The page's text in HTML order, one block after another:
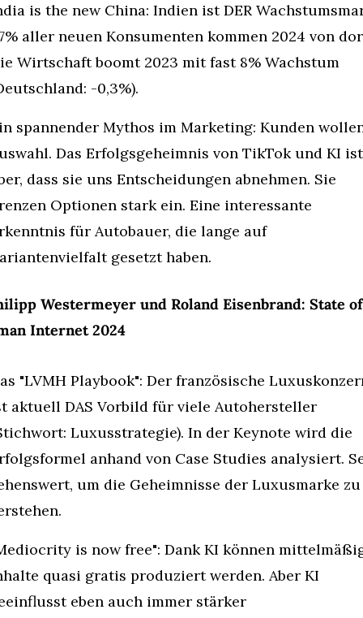
is the new China: Indien ist DER
aller neuen Konsumenten kommen 2024 von
Wirtschaft boomt 2023 mit fast 8% Wachstum
-0,3%).
spannender Mythos im Marketing: Kunden
Das Erfolgsgeheimnis von TikTok und KI ist
dass sie uns Entscheidungen abnehmen. Sie
Optionen stark ein. Eine interessante
für Autobauer, die lange auf
gesetzt haben.
Westermeyer und Roland Eisenbrand: State
Internet 2024
"LVMH Playbook": Der französische
aktuell DAS Vorbild für viele Autohersteller
Luxusstrategie). In der Keynote wird die
anhand von Case Studies analysiert.
um die Geheimnisse der Luxusmarke zu
is now free": Dank KI können
quasi gratis produziert werden. Aber KI
eben auch immer stärker